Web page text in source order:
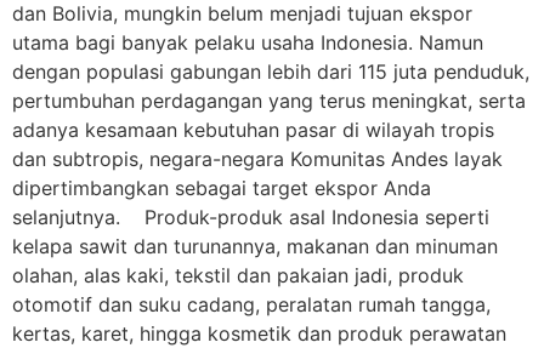
dan Bolivia, mungkin belum menjadi tujuan ekspor
utama bagi banyak pelaku usaha Indonesia. Namun
dengan populasi gabungan lebih dari 115 juta penduduk,
pertumbuhan perdagangan yang terus meningkat, serta
adanya kesamaan kebutuhan pasar di wilayah tropis
dan subtropis, negara-negara Komunitas Andes layak
dipertimbangkan sebagai target ekspor Anda
selanjutnya. Produk-produk asal Indonesia seperti
kelapa sawit dan turunannya, makanan dan minuman
olahan, alas kaki, tekstil dan pakaian jadi, produk
otomotif dan suku cadang, peralatan rumah tangga,
kertas, karet, hingga kosmetik dan produk perawatan